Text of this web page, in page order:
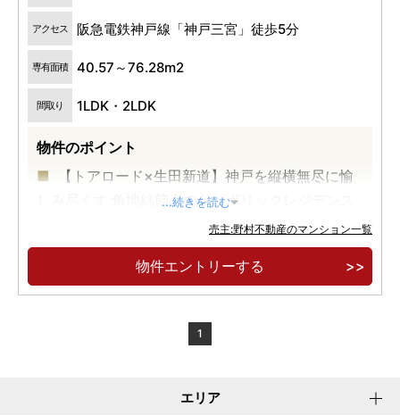
アクセス 阪急電鉄神戸線「神戸三宮」徒歩5分
専有面積 40.57～76.28m2
間取り 1LDK・2LDK
物件のポイント
【トアロード×生田新道】神戸を縦横無尽に愉
しみ尽くす 角地結節点のシンボリックレジデンス
【阪急神戸三宮駅徒歩5分】多彩な商業・観光
施設が徒歩圏に充実
【所有権物件】1LDK(40㎡台)～2LDK(76㎡
...続きを読む
売主:野村不動産のマンション一覧
物件エントリーする
1
エリア